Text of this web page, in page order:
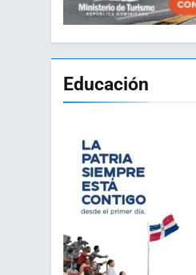
Educación